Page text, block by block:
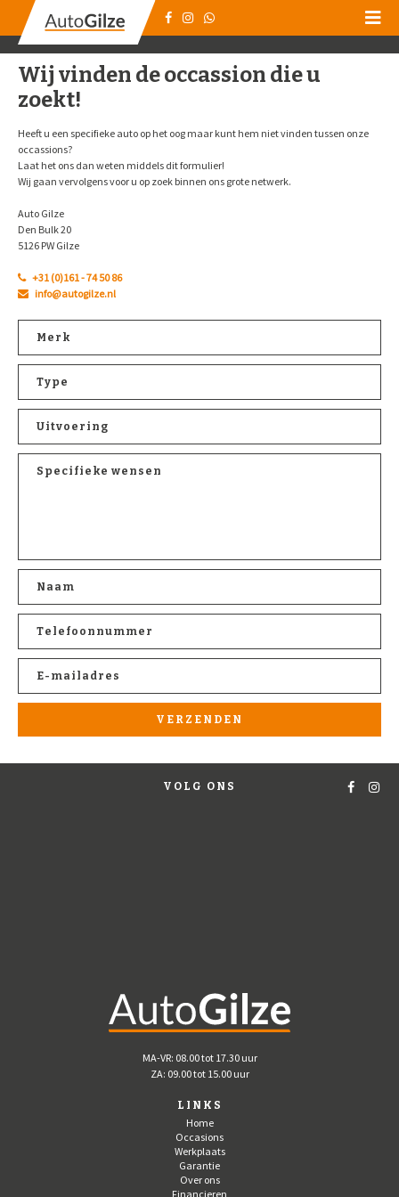
Wij vinden de occassion die u
zoekt!
Heeft u een specifieke auto op het oog maar kunt hem niet vinden tussen onze
occassions?
Laat het ons dan weten middels dit formulier!
Wij gaan vervolgens voor u op zoek binnen ons grote netwerk.
Auto Gilze
Den Bulk 20
5126 PW Gilze
+31 (0)161 - 74 50 86
info@autogilze.nl
VOLG ONS
MA-VR: 08.00 tot 17.30 uur
ZA: 09.00 tot 15.00 uur
LINKS
Home
Occasions
Werkplaats
Garantie
Over ons
Financieren